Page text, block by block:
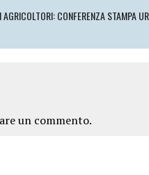
CONFERENZA STAMPA
un commento.